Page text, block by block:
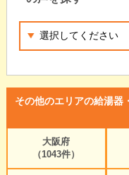
その他のエリアの給湯器
大阪府
（1043件）